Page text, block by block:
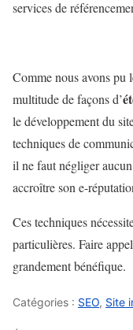
services de
Comme nous avons pu
multitude de façons d’
le développement du
techniques de
il ne faut négliger
accroître son e-
Ces techniques
particulières. Faire
grandement bénéfique.
Catégories : SEO, Site